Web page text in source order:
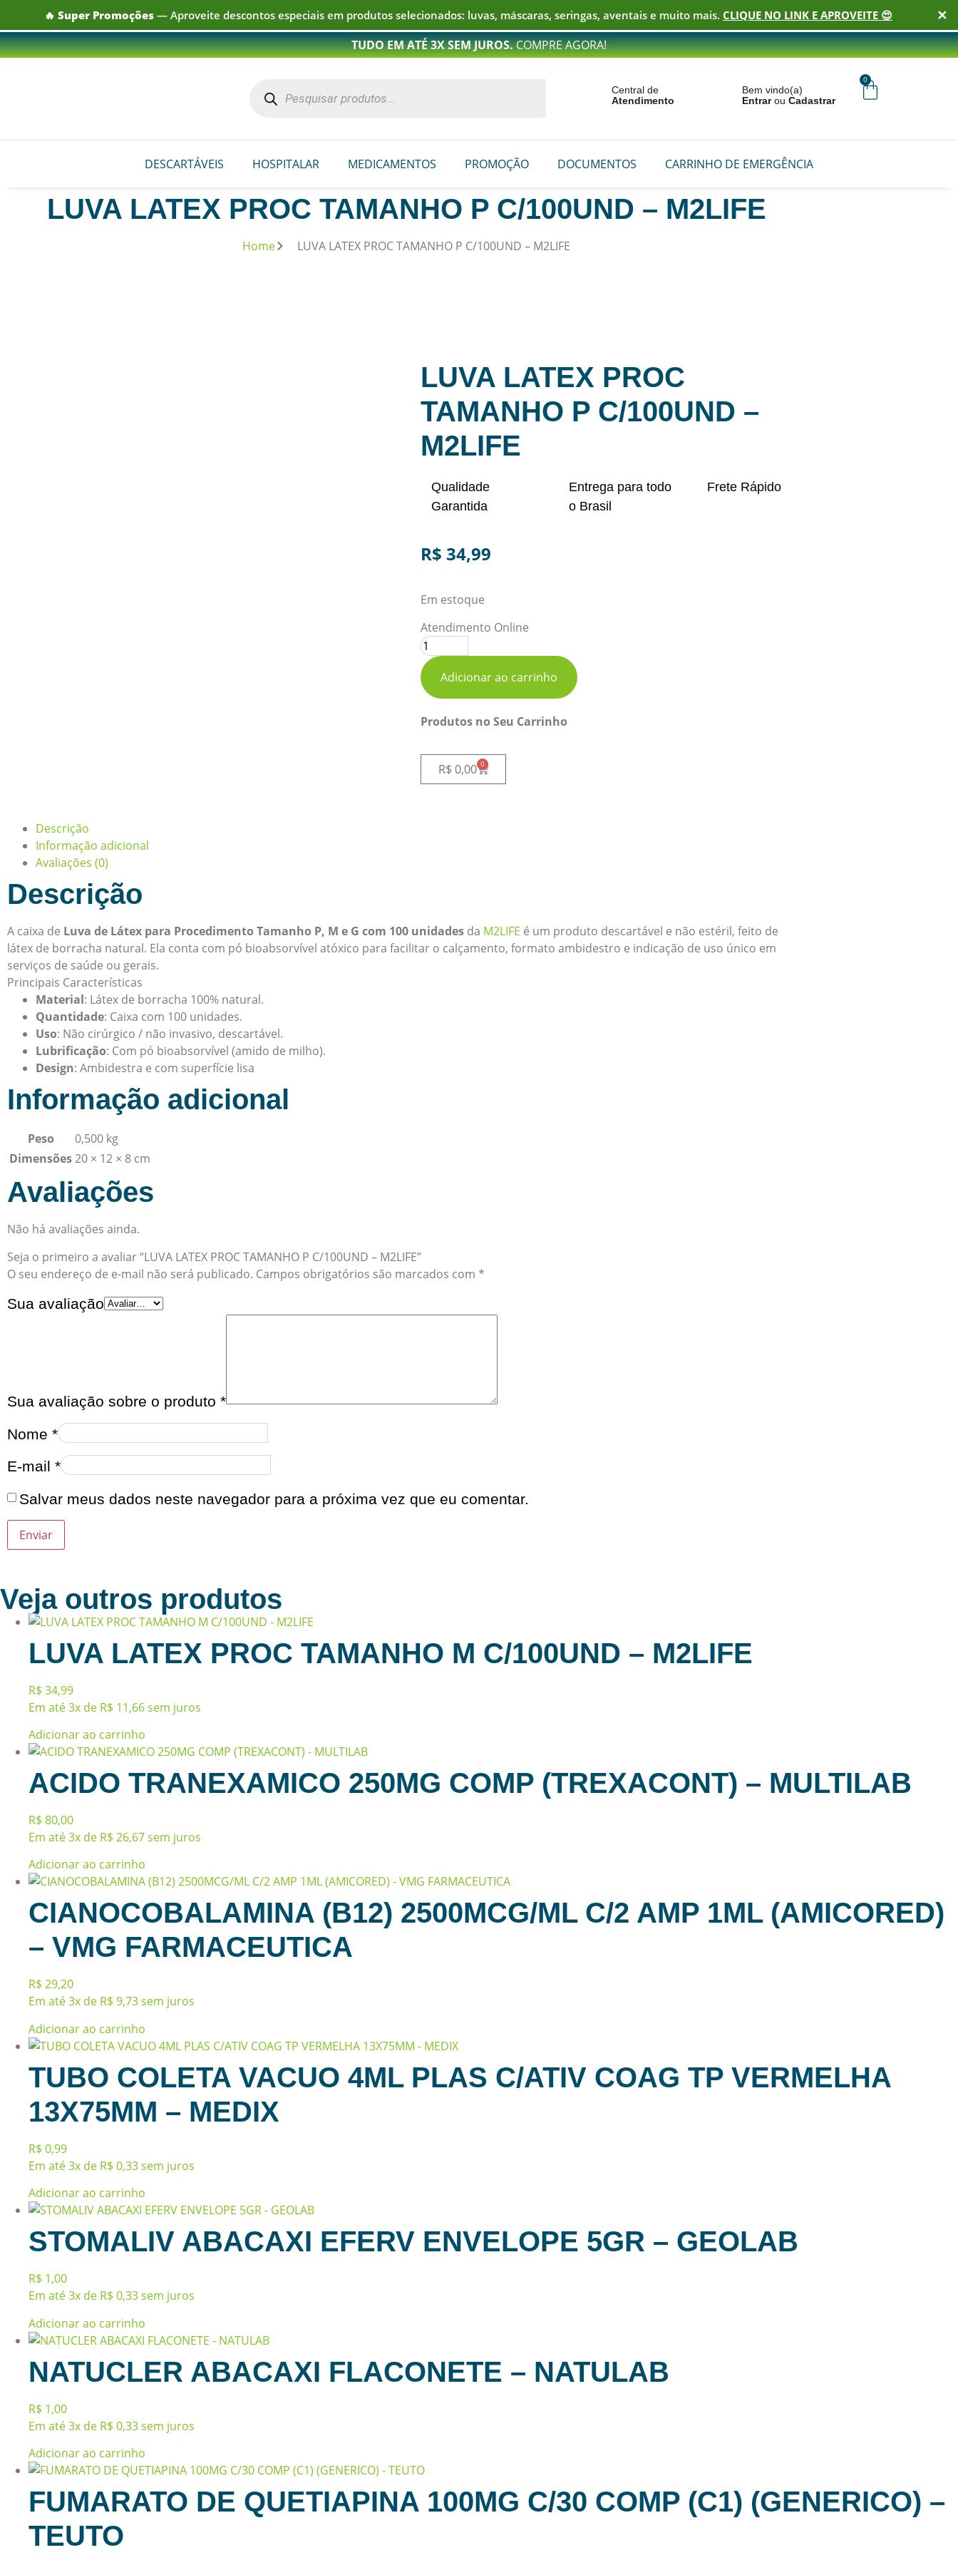
🔥 Super Promoções — Aproveite descontos especiais em produtos selecionados: luvas, máscaras, seringas, aventais e muito mais. CLIQUE NO LINK E APROVEITE 😍 ✕
TUDO EM ATÉ 3X SEM JUROS.COMPRE AGORA!
Central de
Atendimento
Bem vindo(a)
EntrarouCadastrar
0
DESCARTÁVEIS HOSPITALAR MEDICAMENTOS PROMOÇÃO DOCUMENTOS CARRINHO DE EMERGÊNCIA
LUVA LATEX PROC TAMANHO P C/100UND – M2LIFE
Home LUVA LATEX PROC TAMANHO P C/100UND – M2LIFE
LUVA LATEX PROC
TAMANHO P C/100UND –
M2LIFE
Qualidade
Garantida
Entrega para todo
o Brasil
Frete Rápido
R$ 34,99
Em estoque
Atendimento Online
Adicionar ao carrinho
Produtos no Seu Carrinho
R$ 0,00 0
Descrição
Informação adicional
Avaliações (0)
Descrição
A caixa de Luva de Látex para Procedimento Tamanho P, M e G com 100 unidades da M2LIFE é um produto descartável e não estéril, feito de
látex de borracha natural. Ela conta com pó bioabsorvível atóxico para facilitar o calçamento, formato ambidestro e indicação de uso único em
serviços de saúde ou gerais.
Principais Características
Material: Látex de borracha 100% natural.
Quantidade: Caixa com 100 unidades.
Uso: Não cirúrgico / não invasivo, descartável.
Lubrificação: Com pó bioabsorvível (amido de milho).
Design: Ambidestra e com superfície lisa
Informação adicional
Peso
0,500 kg
Dimensões20 × 12 × 8 cm
Avaliações
Não há avaliações ainda.
Seja o primeiro a avaliar “LUVA LATEX PROC TAMANHO P C/100UND – M2LIFE”
O seu endereço de e-mail não será publicado. Campos obrigatórios são marcados com *
Sua avaliação
Sua avaliação sobre o produto *
Nome *
E-mail *
Salvar meus dados neste navegador para a próxima vez que eu comentar.
Veja outros produtos
LUVA LATEX PROC TAMANHO M C/100UND – M2LIFE
R$ 34,99
Em até 3x de R$ 11,66sem juros
Adicionar ao carrinho
ACIDO TRANEXAMICO 250MG COMP (TREXACONT) – MULTILAB
R$ 80,00
Em até 3x de R$ 26,67sem juros
Adicionar ao carrinho
CIANOCOBALAMINA (B12) 2500MCG/ML C/2 AMP 1ML (AMICORED)
– VMG FARMACEUTICA
R$ 29,20
Em até 3x de R$ 9,73sem juros
Adicionar ao carrinho
TUBO COLETA VACUO 4ML PLAS C/ATIV COAG TP VERMELHA
13X75MM – MEDIX
R$ 0,99
Em até 3x de R$ 0,33sem juros
Adicionar ao carrinho
STOMALIV ABACAXI EFERV ENVELOPE 5GR – GEOLAB
R$ 1,00
Em até 3x de R$ 0,33sem juros
Adicionar ao carrinho
NATUCLER ABACAXI FLACONETE – NATULAB
R$ 1,00
Em até 3x de R$ 0,33sem juros
Adicionar ao carrinho
FUMARATO DE QUETIAPINA 100MG C/30 COMP (C1) (GENERICO) –
TEUTO